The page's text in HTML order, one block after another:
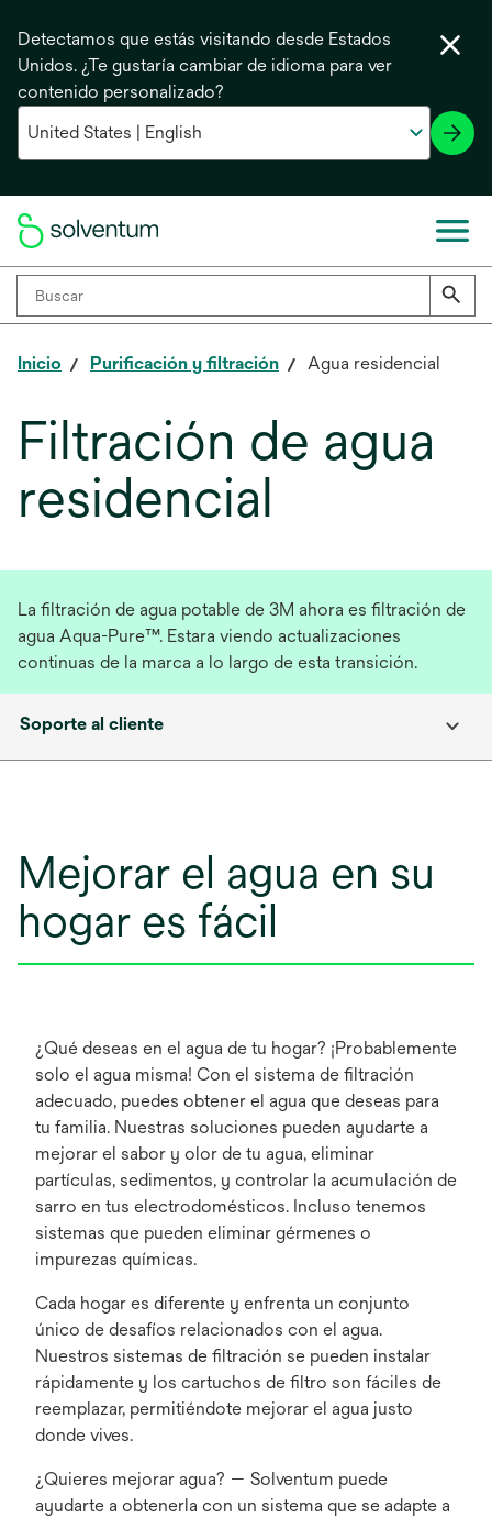
Detectamos que estás visitando desde Estados
Unidos. ¿Te gustaría cambiar de idioma para ver
contenido personalizado?
Inicio Purificación y filtración Agua residencial
Filtración de agua
residencial
La filtración de agua potable de 3M ahora es filtración de
agua Aqua-Pure™. Estara viendo actualizaciones
continuas de la marca a lo largo de esta transición.
Soporte al cliente
Mejorar el agua en su
hogar es fácil
¿Qué deseas en el agua de tu hogar? ¡Probablemente
solo el agua misma! Con el sistema de filtración
adecuado, puedes obtener el agua que deseas para
tu familia. Nuestras soluciones pueden ayudarte a
mejorar el sabor y olor de tu agua, eliminar
partículas, sedimentos, y controlar la acumulación de
sarro en tus electrodomésticos. Incluso tenemos
sistemas que pueden eliminar gérmenes o
impurezas químicas.
Cada hogar es diferente y enfrenta un conjunto
único de desafíos relacionados con el agua.
Nuestros sistemas de filtración se pueden instalar
rápidamente y los cartuchos de filtro son fáciles de
reemplazar, permitiéndote mejorar el agua justo
donde vives.
¿Quieres mejorar agua? — Solventum puede
ayudarte a obtenerla con un sistema que se adapte a